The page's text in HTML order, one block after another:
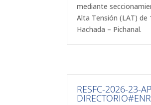
mediante
Alta Tensión (LAT) de
Hachada – Pichanal.
RESFC-2026-23-